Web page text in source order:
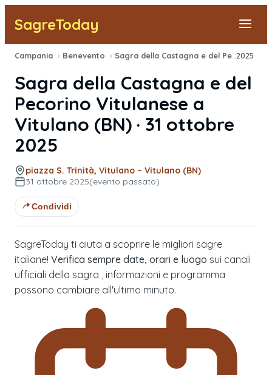
SagreToday
Segnala una sagra
Tutte le Sagre
Vicino a Me
Campania › Benevento › 2025
Sagra della Castagna e del
Pecorino Vitulanese a
Vitulano (BN) · 31 ottobre
2025
piazza S. Trinità, Vitulano – Vitulano (BN)
31 ottobre 2025(evento passato)
Condividi
SagreToday ti aiuta a scoprire le migliori sagre
italiane! Verifica sempre date, orari e luogo sui canali
ufficiali della sagra , informazioni e programma
possono cambiare all'ultimo minuto.